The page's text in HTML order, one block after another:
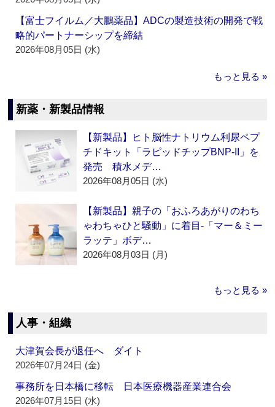
【富士フイルム／大鵬薬品】ADCの製造技術の開発で戦
略的パートナーシップを締結
2026年08月05日 (水)
もっと見る »
新薬・新製品情報
【新製品】ヒト脳性ナトリウム利尿ペプ
チドキット「ラピッドチップBNP-II」を
発売 積水メデ…
2026年08月05日 (水)
【新製品】親子の「おふろあがりのわち
ゃわちゃひと騒動」に着目‐「マー＆ミー
ラッテ」ボデ…
2026年08月03日 (月)
もっと見る »
人事・組織
大津賀会長が退任へ ダイト
2026年07月24日 (金)
事務所を日本橋に移転 日本医療機器産業連合会
2026年07月15日 (水)